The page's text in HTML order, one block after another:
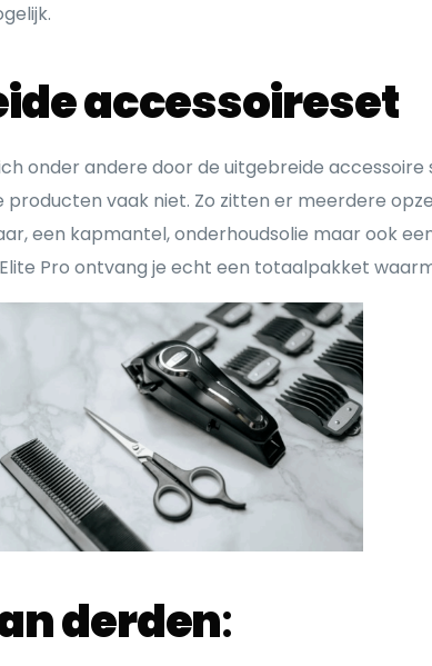
accessoireset
onder andere door de uitgebreide accessoire
producten vaak niet. Zo zitten er meerdere
een kapmantel, onderhoudsolie maar ook
Pro ontvang je echt een totaalpakket
derden: